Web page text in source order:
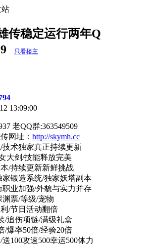
站
传稳定运行两年Q
只看楼主
13:09:00
老QQ群:363549509
网址： http://skymh.cc
术独家真正持续更新
大剑/技能释放完美
/持续更新新鲜挑战
锻造系统/独家妖塔副本
职业加强/外貌与实力并存
票/等级/宠物
/节日活动翻倍
/追伤项链/满级礼盒
/爆率50倍/经验20倍
100攻速500幸运500体力